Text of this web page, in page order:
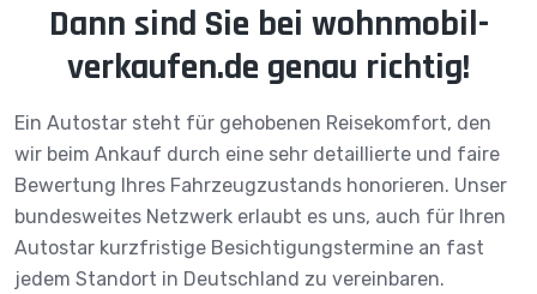
Dann sind Sie bei wohnmobil-
verkaufen.de genau richtig!
Ein Autostar steht für gehobenen Reisekomfort, den
wir beim Ankauf durch eine sehr detaillierte und faire
Bewertung Ihres Fahrzeugzustands honorieren. Unser
bundesweites Netzwerk erlaubt es uns, auch für Ihren
Autostar kurzfristige Besichtigungstermine an fast
jedem Standort in Deutschland zu vereinbaren.